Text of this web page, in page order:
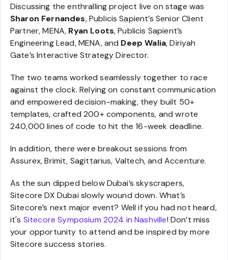
Discussing the enthralling project live on stage was
Sharon Fernandes, Publicis Sapient’s Senior Client
Partner, MENA, Ryan Loots, Publicis Sapient’s
Engineering Lead, MENA, and Deep Walia, Diriyah
Gate’s Interactive Strategy Director.
The two teams worked seamlessly together to race
against the clock. Relying on constant communication
and empowered decision-making, they built 50+
templates, crafted 200+ components, and wrote
240,000 lines of code to hit the 16-week deadline.
In addition, there were breakout sessions from
Assurex, Brimit, Sagittarius, Valtech, and Accenture.
As the sun dipped below Dubai’s skyscrapers,
Sitecore DX Dubai slowly wound down. What’s
Sitecore’s next major event? Well if you had not heard,
it's Sitecore Symposium 2024 in Nashville! Don’t miss
your opportunity to attend and be inspired by more
Sitecore success stories.